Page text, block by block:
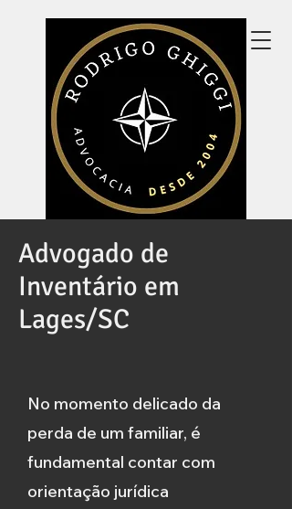
Advogado de
Inventário em
Lages/SC
No momento delicado da
perda de um familiar, é
fundamental contar com
orientação jurídica